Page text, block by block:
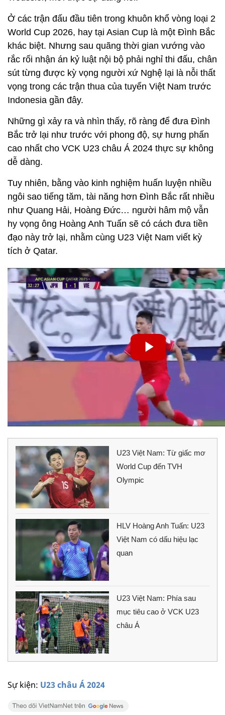
Sự kiện: U23 châu Á 2024
Ở các trận đấu đầu tiên trong khuôn khổ vòng loại 2
World Cup 2026, hay tại Asian Cup là một Đình Bắc
khác biệt. Nhưng sau quãng thời gian vướng vào
rắc rối nhận án kỷ luật nội bộ phải nghỉ thi đấu, chân
sút từng được kỳ vọng người xứ Nghệ lại là nỗi thất
vọng trong các trận thua của tuyển Việt Nam trước
Indonesia gần đây.
Những gì xảy ra và nhìn thấy, rõ ràng để đưa Đình
Bắc trở lại như trước với phong độ, sự hưng phấn
cao nhất cho VCK U23 châu Á 2024 thực sự không
dễ dàng.
Tuy nhiên, bằng vào kinh nghiệm huấn luyện nhiều
ngôi sao tiếng tăm, tài năng hơn Đình Bắc rất nhiều
như Quang Hải, Hoàng Đức… người hâm mộ vẫn
hy vọng ông Hoàng Anh Tuấn sẽ có cách đưa tiền
đạo này trở lại, nhằm cùng U23 Việt Nam viết kỳ
tích ở Qatar.
U23 Việt Nam: Từ giấc mơ
World Cup đến TVH
Olympic
HLV Hoàng Anh Tuấn: U23
Việt Nam có dấu hiệu lạc
quan
U23 Việt Nam: Phía sau
mục tiêu cao ở VCK U23
châu Á